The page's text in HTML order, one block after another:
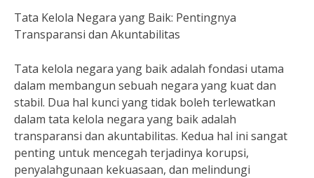
Tata Kelola Negara yang Baik: Pentingnya
Transparansi dan Akuntabilitas
Tata kelola negara yang baik adalah fondasi utama
dalam membangun sebuah negara yang kuat dan
stabil. Dua hal kunci yang tidak boleh terlewatkan
dalam tata kelola negara yang baik adalah
transparansi dan akuntabilitas. Kedua hal ini sangat
penting untuk mencegah terjadinya korupsi,
penyalahgunaan kekuasaan, dan melindungi